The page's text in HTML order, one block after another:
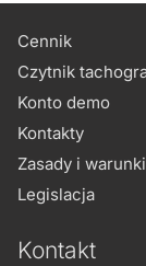
Cennik
Czytnik
Konto demo
Kontakty
Zasady i
Legislacja
Kontakt